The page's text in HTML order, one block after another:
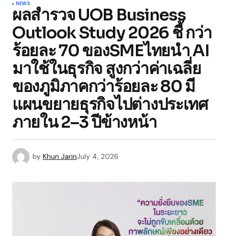
NEWS
ผลสำรวจ UOB Business
Outlook Study 2026 ชี้ กว่า
ร้อยละ 70 ของSMEไทยนำ AI
มาใช้ในธุรกิจ สูงกว่าค่าเฉลี่ย
ของภูมิภาคกว่าร้อยละ 80 มี
แผนขยายธุรกิจไปต่างประเทศ
ภายใน 2–3 ปีข้างหน้า
by Khun JarinJuly 4, 2026